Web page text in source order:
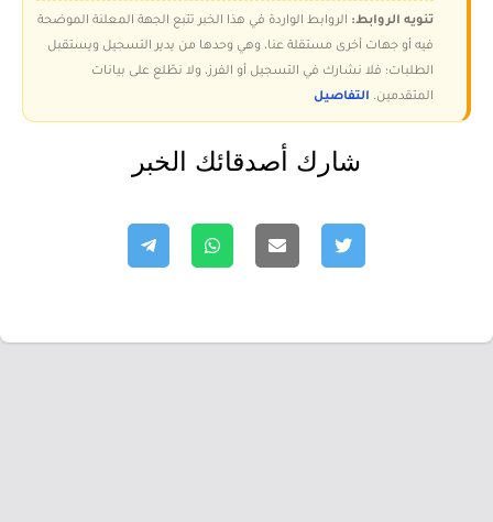
تنويه الروابط: الروابط الواردة في هذا الخبر تتبع الجهة المعلنة الموضحة
فيه أو جهات أخرى مستقلة عنا، وهي وحدها من يدير التسجيل ويستقبل
الطلبات؛ فلا نشارك في التسجيل أو الفرز، ولا نطّلع على بيانات
المتقدمين. التفاصيل
شارك أصدقائك الخبر